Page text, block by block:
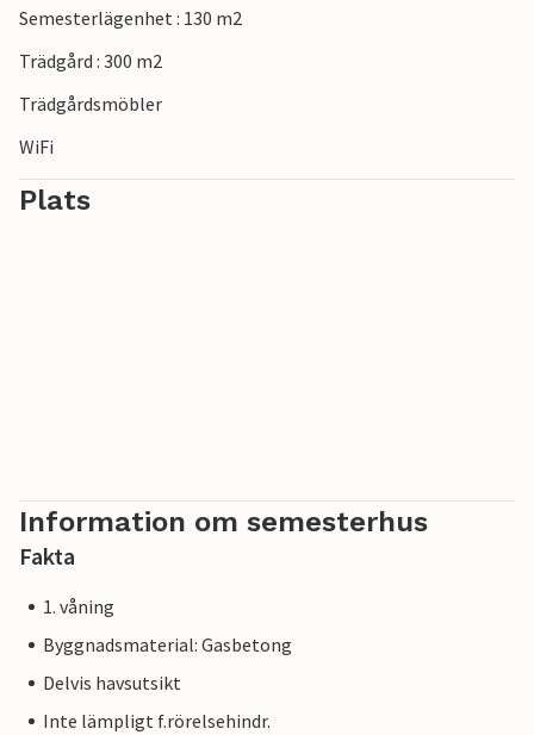
Semesterlägenhet : 130 m2
Trädgård : 300 m2
Trädgårdsmöbler
WiFi
Plats
Information om semesterhus
Fakta
1. våning
Byggnadsmaterial: Gasbetong
Delvis havsutsikt
Inte lämpligt f.rörelsehindr.